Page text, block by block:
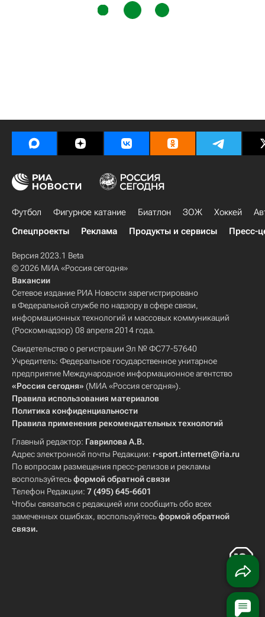
Футбол Фигурное катание Биатлон ЗОЖ Хоккей
Спецпроекты
Реклама Продукты и сервисы Пресс-
Версия 2023.1 Beta
© 2026 МИА «Россия сегодня»
Вакансии
Сетевое издание РИА Новости зарегистрировано
в Федеральной службе по надзору в сфере связи,
информационных технологий и массовых коммуникаций
(Роскомнадзор) 08 апреля 2014 года.
Свидетельство о регистрации Эл № ФС77-57640
Учредитель: Федеральное государственное унитарное
предприятие Международное информационное агентство
«Россия сегодня» (МИА «Россия сегодня»).
Правила использования материалов
Политика конфиденциальности
Правила применения рекомендательных технологий
Главный редактор: Гаврилова А.В.
Адрес электронной почты Редакции: r-sport.internet@ria.ru
По вопросам размещения пресс-релизов и рекламы
воспользуйтесьформой обратной связи
Телефон Редакции: 7 (495) 645-6601
Чтобы связаться с редакцией или сообщить обо всех
замеченных ошибках, воспользуйтесьформой обратной
связи.